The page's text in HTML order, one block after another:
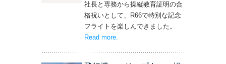
社長と専務から操縦教育証明の合
格祝いとして、R66で特別な記念
フライトを楽しんできました。
Read more– ‘社長と専務からの嬉しいプレゼン
.